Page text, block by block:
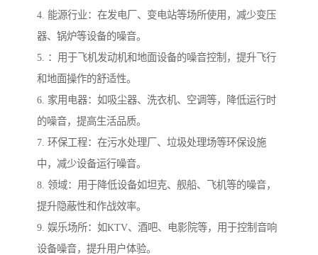
4. 能源行业：在发电厂、变电站等场所使用，减少变压
器、锅炉等设备的噪音。
5. ：用于飞机发动机和地面设备的噪音控制，提升飞行
和地面操作的舒适性。
6. 家用电器：如吸尘器、洗衣机、空调等，降低运行时
的噪音，提高生活品质。
7. 环保工程：在污水处理厂、垃圾处理场等环保设施
中，减少设备运行噪音。
8. 领域：用于降低设备如坦克、舰船、飞机等的噪音，
提升隐蔽性和作战效率。
9. 娱乐场所：如KTV、酒吧、电影院等，用于控制音响
设备噪音，提升用户体验。